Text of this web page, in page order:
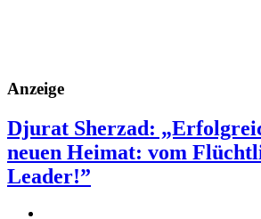
Anzeige
Djurat Sherzad:
neuen Heimat: vom
Leader!”